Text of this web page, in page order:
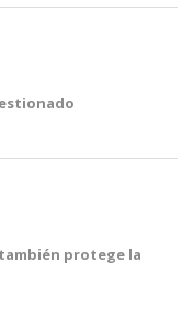
protege la